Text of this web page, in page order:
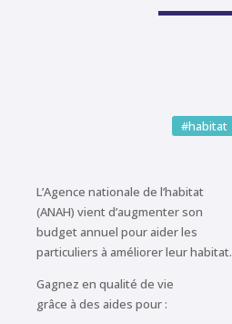
#habitat
L’Agence nationale de l’habitat
(ANAH) vient d’augmenter son
budget annuel pour aider les
particuliers à améliorer leur habitat.
Gagnez en qualité de vie
grâce à des aides pour :